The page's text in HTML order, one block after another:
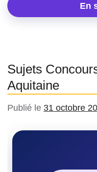
En
Sujets
Aquitaine
Publié le 31 octobre